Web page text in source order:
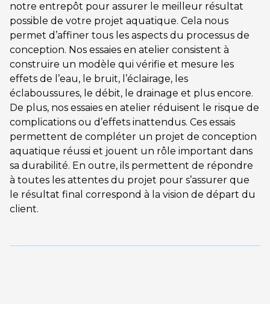
notre entrepôt pour assurer le meilleur résultat
possible de votre projet aquatique. Cela nous
permet d’affiner tous les aspects du processus de
conception. Nos essaies en atelier consistent à
construire un modèle qui vérifie et mesure les
effets de l’eau, le bruit, l’éclairage, les
éclaboussures, le débit, le drainage et plus encore.
De plus, nos essaies en atelier réduisent le risque de
complications ou d’effets inattendus. Ces essais
permettent de compléter un projet de conception
aquatique réussi et jouent un rôle important dans
sa durabilité. En outre, ils permettent de répondre
à toutes les attentes du projet pour s’assurer que
le résultat final correspond à la vision de départ du
client.